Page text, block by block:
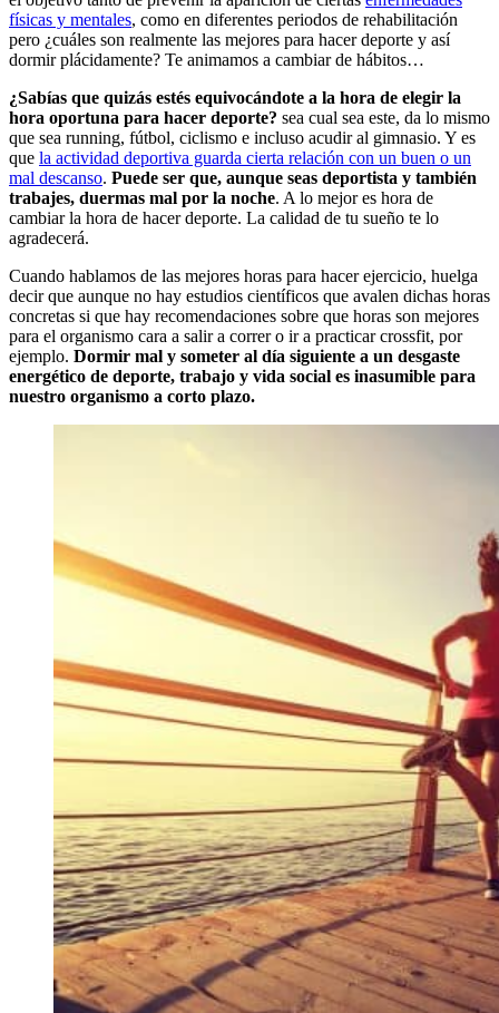
físicas y mentales, como en diferentes periodos de rehabilitación
pero ¿cuáles son realmente las mejores para hacer deporte y así
dormir plácidamente? Te animamos a cambiar de hábitos…
¿Sabías que quizás estés equivocándote a la hora de elegir la
hora oportuna para hacer deporte? sea cual sea este, da lo mismo
que sea running, fútbol, ciclismo e incluso acudir al gimnasio. Y es
que la actividad deportiva guarda cierta relación con un buen o un
mal descanso. Puede ser que, aunque seas deportista y también
trabajes, duermas mal por la noche. A lo mejor es hora de
cambiar la hora de hacer deporte. La calidad de tu sueño te lo
agradecerá.
Cuando hablamos de las mejores horas para hacer ejercicio, huelga
decir que aunque no hay estudios científicos que avalen dichas horas
concretas si que hay recomendaciones sobre que horas son mejores
para el organismo cara a salir a correr o ir a practicar crossfit, por
ejemplo. Dormir mal y someter al día siguiente a un desgaste
energético de deporte, trabajo y vida social es inasumible para
nuestro organismo a corto plazo.